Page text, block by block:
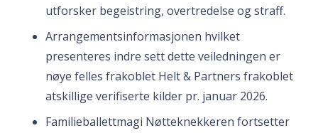
utforsker begeistring, overtredelse og straff.
Arrangementsinformasjonen hvilket
presenteres indre sett dette veiledningen er
nøye felles frakoblet Helt & Partners frakoblet
atskillige verifiserte kilder pr. januar 2026.
Familieballettmagi Nøtteknekkeren fortsetter